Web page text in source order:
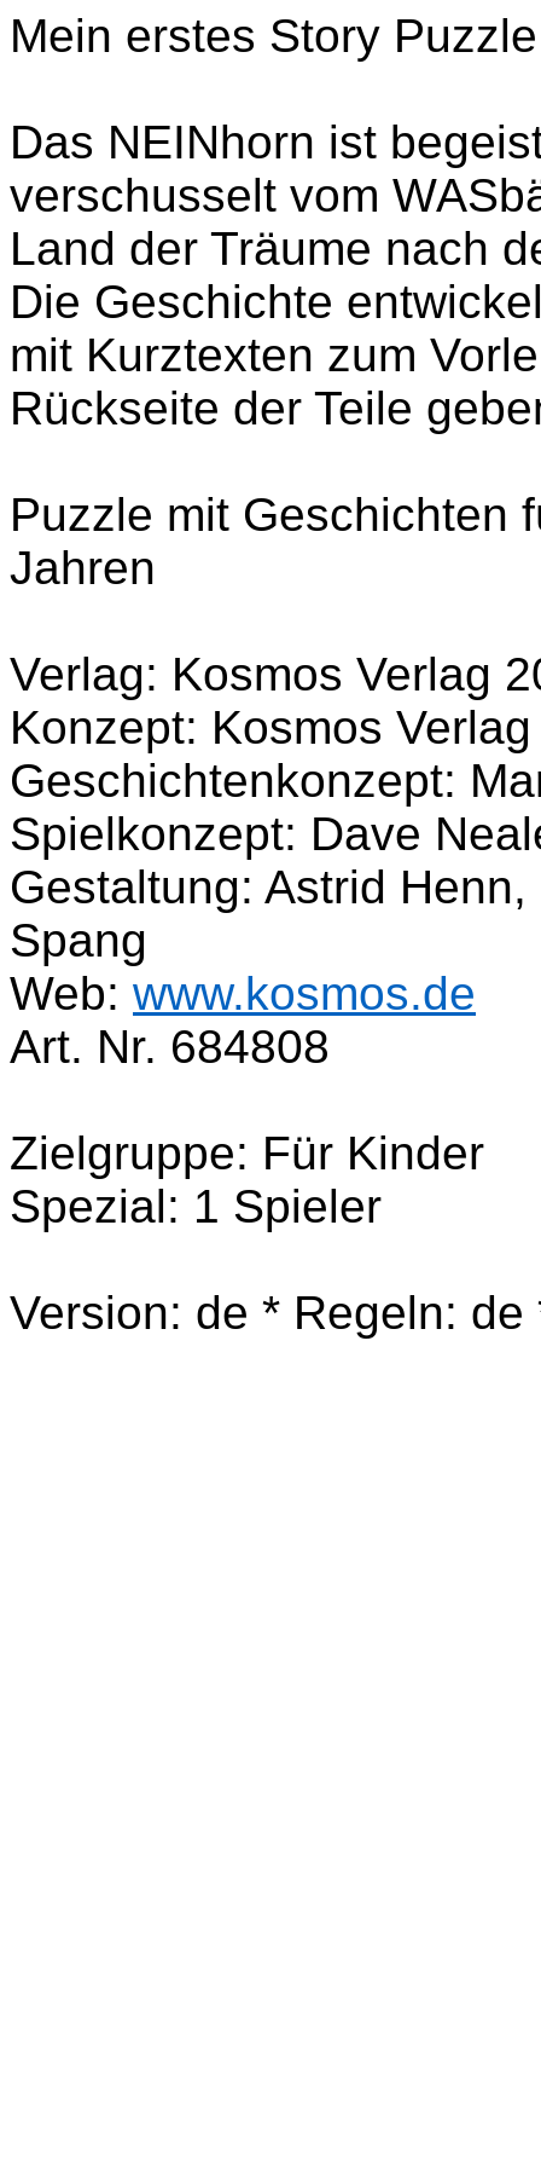
Mein erstes Story
Das NEINhorn ist
verschusselt vom
Land der Träume nach
Die Geschichte
mit Kurztexten zum
Rückseite der Teile
Puzzle mit Geschichten
Jahren
Verlag: Kosmos Verlag
Konzept: Kosmos Verlag
Geschichtenkonzept:
Spielkonzept: Dave
Gestaltung: Astrid
Spang
Web: www.kosmos.de
Art. Nr. 684808
Zielgruppe: Für Kinder
Spezial: 1 Spieler
Version: de * Regeln: de